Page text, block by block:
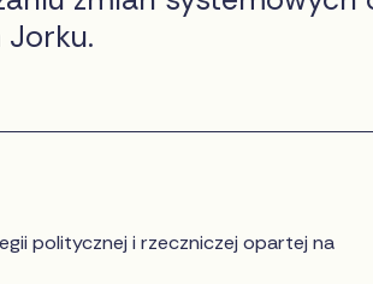
politycznej i rzeczniczej opartej na